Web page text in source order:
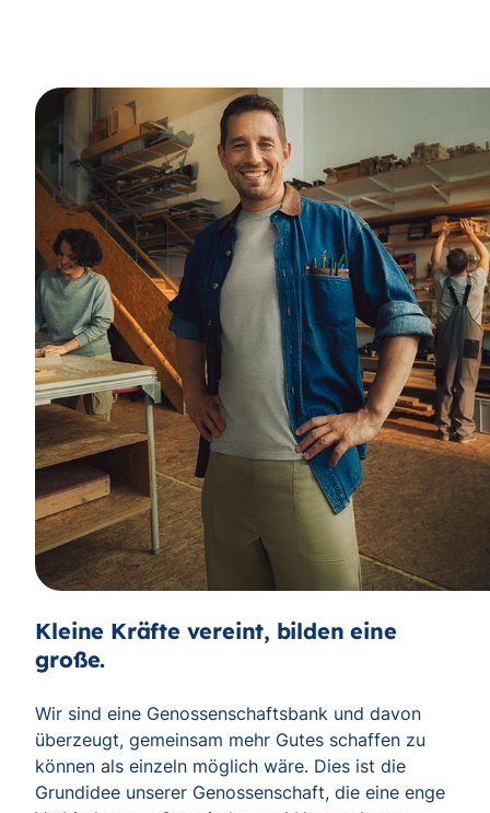
Kleine Kräfte vereint, bilden eine
große.
Wir sind eine Genossenschaftsbank und davon
überzeugt, gemeinsam mehr Gutes schaffen zu
können als einzeln möglich wäre. Dies ist die
Grundidee unserer Genossenschaft, die eine enge